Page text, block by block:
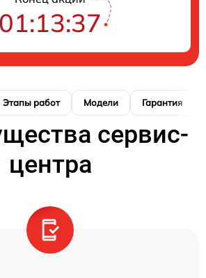
01:13:37
Этапы работ Модели Гарантия
сервис-
центра